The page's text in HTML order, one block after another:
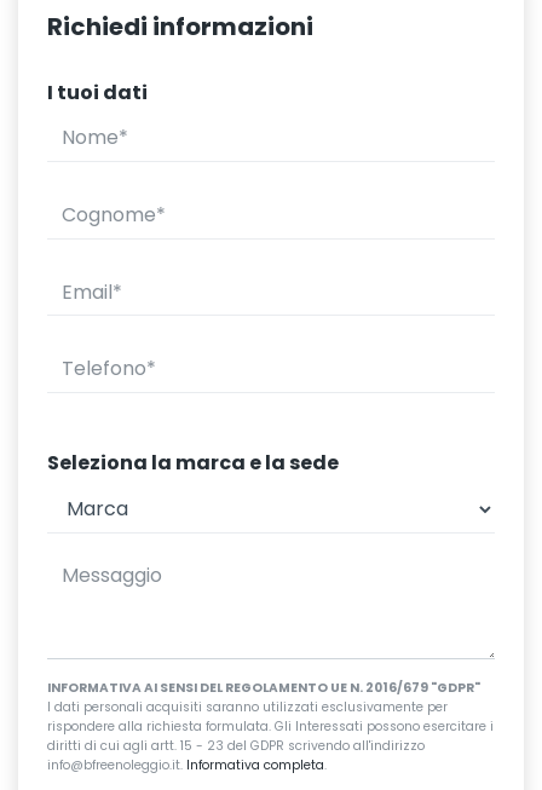
Richiedi informazioni
I tuoi dati
Seleziona la marca e la sede
INFORMATIVA AI SENSI DEL REGOLAMENTO UE N. 2016/679 "GDPR"
I dati personali acquisiti saranno utilizzati esclusivamente per
rispondere alla richiesta formulata. Gli Interessati possono esercitare i
diritti di cui agli artt. 15 - 23 del GDPR scrivendo all'indirizzo
info@bfreenoleggio.it. Informativa completa.